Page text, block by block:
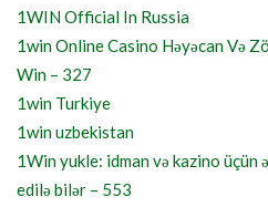
1WIN Official In Russia
1win Online Casino Həyəcan Və
Win – 327
1win Turkiye
1win uzbekistan
1Win yukle: idman və kazino üçün
edilə bilər – 553